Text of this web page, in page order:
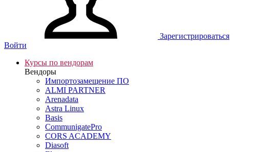
Зарегистрироваться
Войти
Курсы по вендорам
Вендоры
Импортозамещение ПО
ALMI PARTNER
Arenadata
Astra Linux
Basis
CommunigatePro
CORS ACADEMY
Diasoft